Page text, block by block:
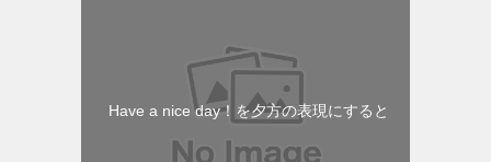
Have a nice day！を夕方の表現にすると